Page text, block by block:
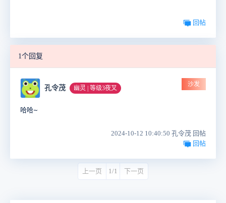
回帖
1个回复
孔令茂 幽灵 | 等级3夜叉
沙发
哈哈~
2024-10-12 10:40:50 孔令茂 回帖
回帖
上一页 1/1 下一页